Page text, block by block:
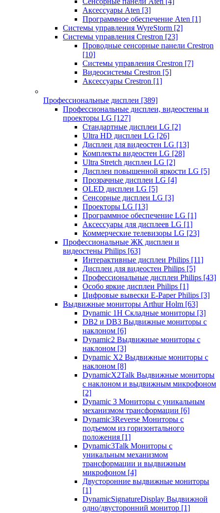
Аксессуары Aten [3]
Программное обеспечение Aten [1]
Системы управления WyreStorm [2]
Системы управления Crestron [23]
Проводные сенсорные панели Crestron
[10]
Системы управления Crestron [7]
Видеосистемы Crestron [5]
Аксессуары Crestron [1]
Профессиональные дисплеи [389]
Профессиональные дисплеи, видеостены и
проекторы LG [127]
Стандартные дисплеи LG [2]
Ultra HD дисплеи LG [26]
Дисплеи для видеостен LG [13]
Комплекты видеостен LG [28]
Ultra Stretch дисплеи LG [2]
Дисплеи повышенной яркости LG [5]
Прозрачные дисплеи LG [4]
OLED дисплеи LG [5]
Сенсорные дисплеи LG [3]
Проекторы LG [13]
Программное обеспечение LG [1]
Аксессуары для дисплеев LG [1]
Коммерческие телевизоры LG [23]
Профессиональные ЖК дисплеи и
видеостены Philips [63]
Интерактивные дисплеи Philips [11]
Дисплеи для видеостен Philips [5]
Профессиональные дисплеи Philips [43]
Особо яркие дисплеи Philips [1]
Цифровые вывески E-Paper Philips [3]
Выдвижные мониторы Arthur Holm [63]
Dynamic 1Н Складные мониторы [3]
DB2 и DB3 Выдвижные мониторы с
наклоном [6]
Dynamic2 Выдвижные мониторы с
наклоном [3]
Dynamic X2 Выдвижные мониторы с
наклоном [8]
DynamicX2Talk Выдвижные мониторы
с наклоном и выдвижным микрофоном
[2]
Dynamic 3 Мониторы с уникальным
механизмом трансформации [6]
Dynamic3Reverse Мониторы с
подъемом из горизонтального
положения [1]
Dynamic3Talk Мониторы с
уникальным механизмом
трансформации и выдвижным
микрофоном [4]
Двусторонние выдвижные мониторы
[1]
DynamicSignatureDisplay Выдвижной
одно/двусторонний монитор [1]